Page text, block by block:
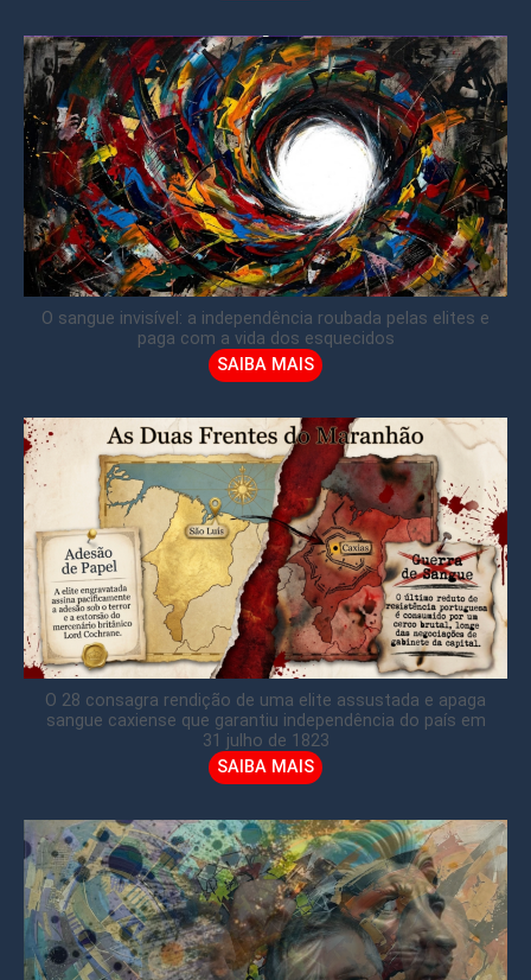
O sangue invisível: a independência roubada pelas elites e
paga com a vida dos esquecidos
SAIBA MAIS
O 28 consagra rendição de uma elite assustada e apaga
sangue caxiense que garantiu independência do país em
31 julho de 1823
SAIBA MAIS